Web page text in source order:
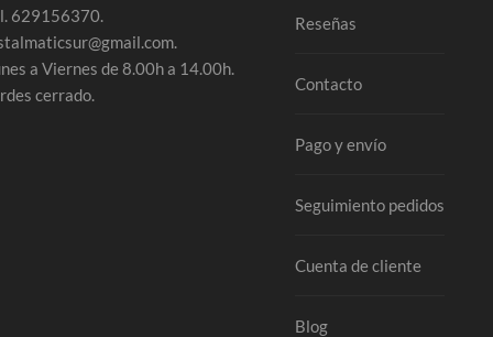
629156370.
a Viernes de 8.00h a 14.00h.
cerrado.
Reseñas
Contacto
Pago y envío
Seguimiento pedidos
Cuenta de cliente
Blog